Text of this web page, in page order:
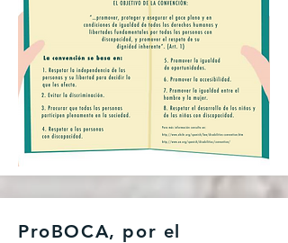
ProBOCA, por el